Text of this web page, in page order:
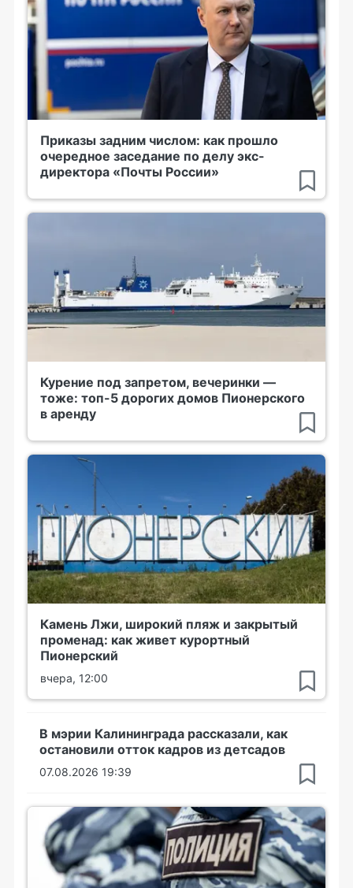
Приказы задним числом: как прошло
очередное заседание по делу экс-
директора «Почты России»
Курение под запретом, вечеринки —
тоже: топ-5 дорогих домов Пионерского
в аренду
Камень Лжи, широкий пляж и закрытый
променад: как живет курортный
Пионерский
вчера, 12:00
В мэрии Калининграда рассказали, как
остановили отток кадров из детсадов
07.08.2026 19:39